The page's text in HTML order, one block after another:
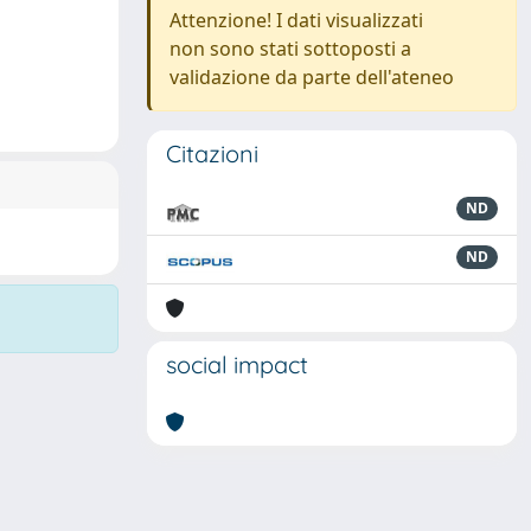
Attenzione! I dati visualizzati
non sono stati sottoposti a
validazione da parte dell'ateneo
Citazioni
ND
ND
social impact